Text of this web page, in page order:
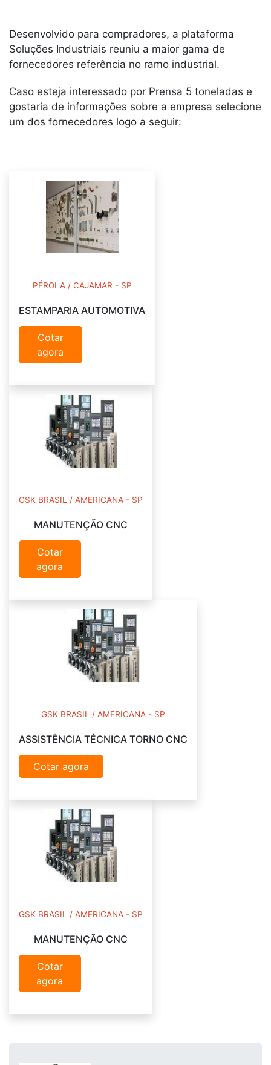
Desenvolvido para compradores, a plataforma
Soluções Industriais reuniu a maior gama de
fornecedores referência no ramo industrial.
Caso esteja interessado por Prensa 5 toneladas e
gostaria de informações sobre a empresa selecione
um dos fornecedores logo a seguir:
PÉROLA / CAJAMAR - SP
ESTAMPARIA AUTOMOTIVA
Cotar
agora
GSK BRASIL / AMERICANA - SP
MANUTENÇÃO CNC
Cotar
agora
GSK BRASIL / AMERICANA - SP
ASSISTÊNCIA TÉCNICA TORNO CNC
Cotar agora
GSK BRASIL / AMERICANA - SP
MANUTENÇÃO CNC
Cotar
agora